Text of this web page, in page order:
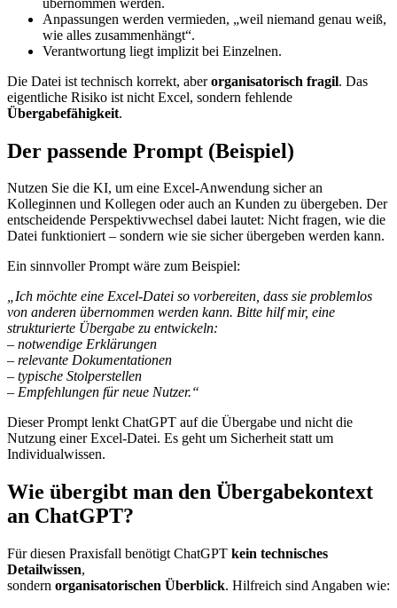
Anpassungen werden vermieden, „weil niemand genau weiß,
wie alles zusammenhängt“.
Verantwortung liegt implizit bei Einzelnen.
Die Datei ist technisch korrekt, aberorganisatorisch fragil. Das
eigentliche Risiko ist nicht Excel, sondern fehlende
Übergabefähigkeit.
Der passende Prompt (Beispiel)
Nutzen Sie die KI, um eine Excel-Anwendung sicher an
Kolleginnen und Kollegen oder auch an Kunden zu übergeben. Der
entscheidende Perspektivwechsel dabei lautet: Nicht fragen, wie die
Datei funktioniert – sondern wie sie sicher übergeben werden kann.
Ein sinnvoller Prompt wäre zum Beispiel:
„Ich möchte eine Excel-Datei so vorbereiten, dass sie problemlos
von anderen übernommen werden kann. Bitte hilf mir, eine
strukturierte Übergabe zu entwickeln:
– notwendige Erklärungen
– relevante Dokumentationen
– typische Stolperstellen
– Empfehlungen für neue Nutzer.“
Dieser Prompt lenkt ChatGPT auf die Übergabe und nicht die
Nutzung einer Excel-Datei. Es geht um Sicherheit statt um
Individualwissen.
Wie übergibt man den Übergabekontext
an ChatGPT?
Für diesen Praxisfall benötigt ChatGPT kein technisches
Detailwissen,
sondern organisatorischen Überblick. Hilfreich sind Angaben wie: